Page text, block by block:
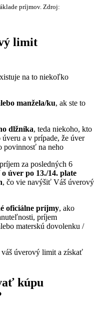
príjmov. Zdroj:
limit
na to niekoľko
manžela/ku, ak ste to
dlžníka, teda niekoho, kto
a v prípade, že úver
povinnosť na neho
za posledných 6
úver po 13./14. plate
, čo vie navýšiť Váš úverový
oficiálne príjmy, ako
príjem
materskú dovolenku /
úverový limit a získať
kúpu